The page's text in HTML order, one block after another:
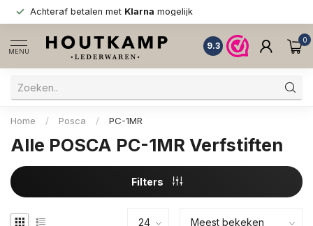
Achteraf betalen met Klarna mogelijk
MENU
9.3
0
Home / Posca / PC-1MR
Alle POSCA PC-1MR Verfstiften
Filters